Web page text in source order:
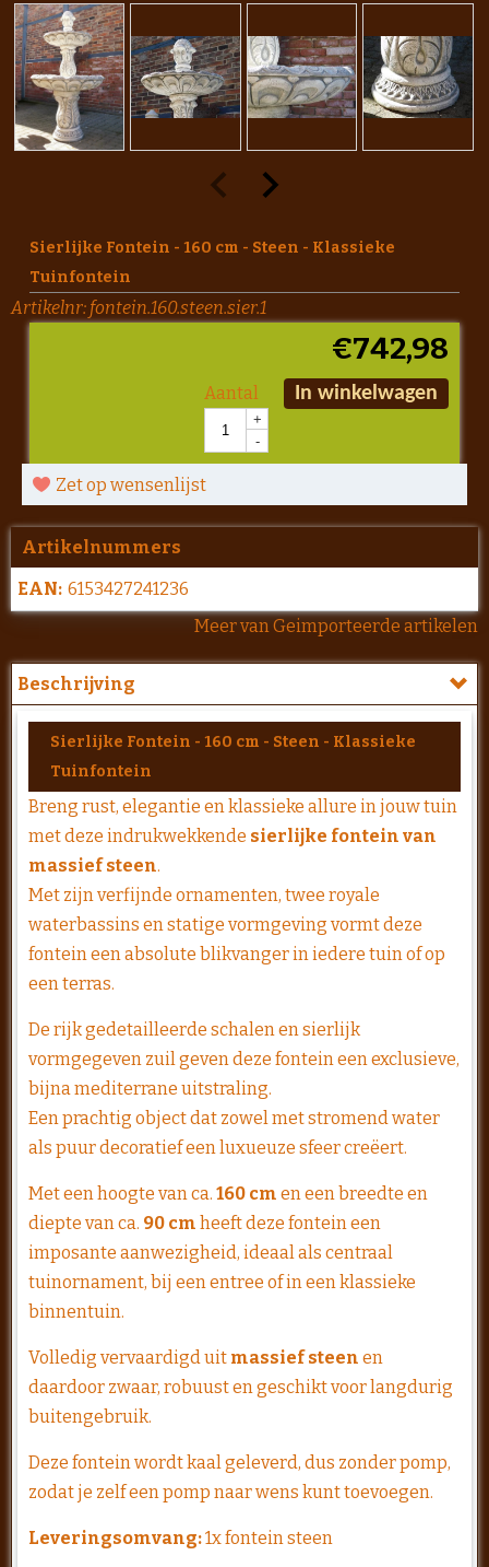
Sierlijke Fontein - 160 cm - Steen - Klassieke
Tuinfontein
Artikelnr: fontein.160.steen.sier.1
€742,98
Aantal
+
-
In winkelwagen
Zet op wensenlijst
Artikelnummers
EAN: 6153427241236
Meer van Geimporteerde artikelen
Beschrijving
Sierlijke Fontein - 160 cm - Steen - Klassieke
Tuinfontein
Breng rust, elegantie en klassieke allure in jouw tuin
met deze indrukwekkende sierlijke fontein van
massief steen.
Met zijn verfijnde ornamenten, twee royale
waterbassins en statige vormgeving vormt deze
fontein een absolute blikvanger in iedere tuin of op
een terras.
De rijk gedetailleerde schalen en sierlijk
vormgegeven zuil geven deze fontein een exclusieve,
bijna mediterrane uitstraling.
Een prachtig object dat zowel met stromend water
als puur decoratief een luxueuze sfeer creëert.
Met een hoogte van ca. 160 cm en een breedte en
diepte van ca. 90 cm heeft deze fontein een
imposante aanwezigheid, ideaal als centraal
tuinornament, bij een entree of in een klassieke
binnentuin.
Volledig vervaardigd uit massief steen en
daardoor zwaar, robuust en geschikt voor langdurig
buitengebruik.
Deze fontein wordt kaal geleverd, dus zonder pomp,
zodat je zelf een pomp naar wens kunt toevoegen.
Leveringsomvang:1x fontein steen